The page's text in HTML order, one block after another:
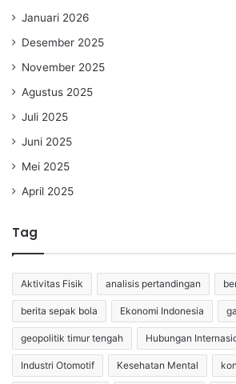
Januari 2026
Desember 2025
November 2025
Agustus 2025
Juli 2025
Juni 2025
Mei 2025
April 2025
Tag
Aktivitas Fisik analisis pertandingan
berita sepak bola Ekonomi Indonesia
geopolitik timur tengah Hubungan
Industri Otomotif Kesehatan Mental